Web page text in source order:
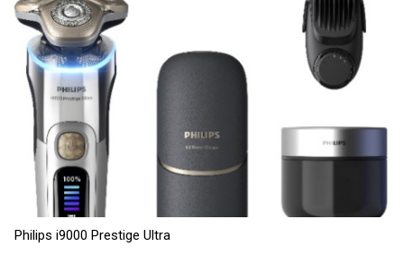
Philips i9000 Prestige Ultra